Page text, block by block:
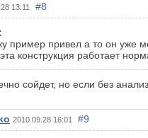
13:11 #8
:
пример привел а то он уже
конструкция работает
сойдет, но если без
2010.09.28 16:01 #9